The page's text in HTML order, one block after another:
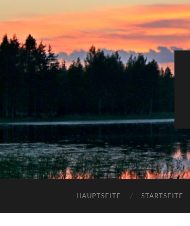
HAUPTSEITE STARTSEITE